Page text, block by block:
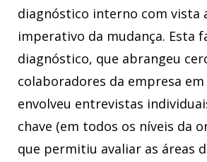
diagnóstico interno com vista
imperativo da mudança. Esta
diagnóstico, que abrangeu
colaboradores da empresa
envolveu entrevistas
chave (em todos os níveis da
que permitiu avaliar as áreas